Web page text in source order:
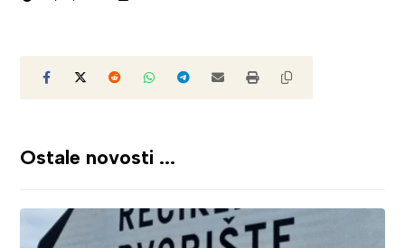
Ostale novosti ...